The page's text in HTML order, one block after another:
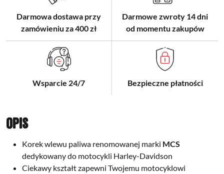
Darmowa dostawa przy
zamówieniu za 400 zł
Darmowe zwroty 14 dni
od momentu zakupów
Wsparcie 24/7 Bezpieczne płatności
Opis
Korek wlewu paliwa renomowanej marki MCS
dedykowany do motocykli Harley-Davidson
Ciekawy kształt zapewni Twojemu motocyklowi